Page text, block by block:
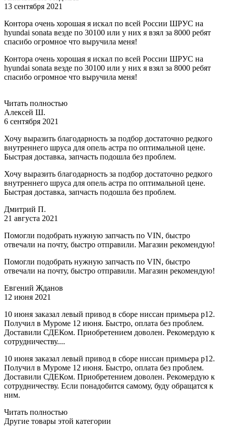
13 сентября 2021
Контора очень хорошая я искал по всей России ШРУС на
hyundai sonata везде по 30100 или у них я взял за 8000 ребят
спасибо огромное что выручила меня!
Контора очень хорошая я искал по всей России ШРУС на
hyundai sonata везде по 30100 или у них я взял за 8000 ребят
спасибо огромное что выручила меня!
Читать полностью
Алексей Ш.
6 сентября 2021
Хочу выразить благодарность за подбор достаточно редкого
внутреннего шруса для опель астра по оптимальной цене.
Быстрая доставка, запчасть подошла без проблем.
Хочу выразить благодарность за подбор достаточно редкого
внутреннего шруса для опель астра по оптимальной цене.
Быстрая доставка, запчасть подошла без проблем.
Дмитрий П.
21 августа 2021
Помогли подобрать нужную запчасть по VIN, быстро
отвечали на почту, быстро отправили. Магазин рекомендую!
Помогли подобрать нужную запчасть по VIN, быстро
отвечали на почту, быстро отправили. Магазин рекомендую!
Евгений Жданов
12 июня 2021
10 июня заказал левый привод в сборе ниссан примьера р12.
Получил в Муроме 12 июня. Быстро, оплата без проблем.
Доставили СДЕКом. Приобретением доволен. Рекомердую к
сотрудничеству....
10 июня заказал левый привод в сборе ниссан примьера р12.
Получил в Муроме 12 июня. Быстро, оплата без проблем.
Доставили СДЕКом. Приобретением доволен. Рекомердую к
сотрудничеству. Если понадобится самому, буду обращатся к
ним.
Читать полностью
Другие товары этой категории